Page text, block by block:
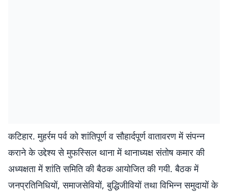
कटिहार. मुहर्रम पर्व को शांतिपूर्ण व सौहार्दपूर्ण वातावरण में संपन्न
कराने के उद्देश्य से मुफस्सिल थाना में थानाध्यक्ष संतोष कमार की
अध्यक्षता में शांति समिति की बैठक आयोजित की गयी. बैठक में
जनप्रतिनिधियों, समाजसेवियों, बुद्धिजीवियों तथा विभिन्न समुदायों के